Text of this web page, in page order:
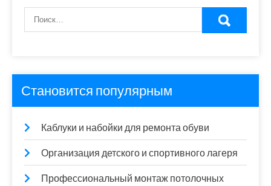
Становится популярным
Каблуки и набойки для ремонта обуви
Организация детского и спортивного лагеря
Профессиональный монтаж потолочных